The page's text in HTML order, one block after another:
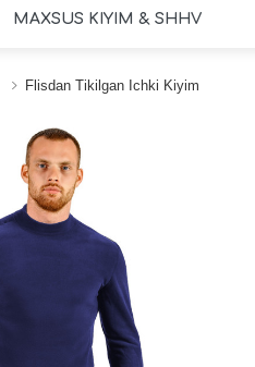
MAXSUS KIYIM & SHHV
Flisdan Tikilgan Ichki Kiyim